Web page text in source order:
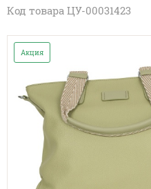
Код товара ЦУ-00031423
Акция